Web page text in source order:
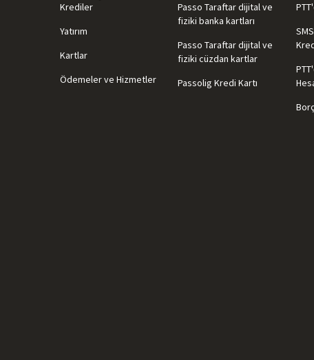
Krediler
Yatırım
Kartlar
Ödemeler ve Hizmetler
Passo Taraftar dijital ve
fiziki banka kartları
Passo Taraftar dijital ve
fiziki cüzdan kartlar
Passolig Kredi Kartı